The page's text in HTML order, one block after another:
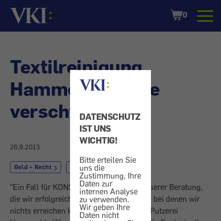
DATENSCHUTZ
IST UNS
WICHTIG!
Bitte erteilen Sie
uns die
Zustimmung, Ihre
Daten zur
internen Analyse
zu verwenden.
Wir geben Ihre
Daten nicht
Startseite
Shopping
Cart
0
Textilreinigung
Hammerl - Decke
verschwunden
26.9.2013
Geld + Recht Schadenersatz
"Ein Fall für KONSUMENT": Fälle aus unserer Beratung,
die wir erfolgreich erledigten und solche, bei denen wir
nichts erreichen konnten. - Diesmal: Die Putzerei